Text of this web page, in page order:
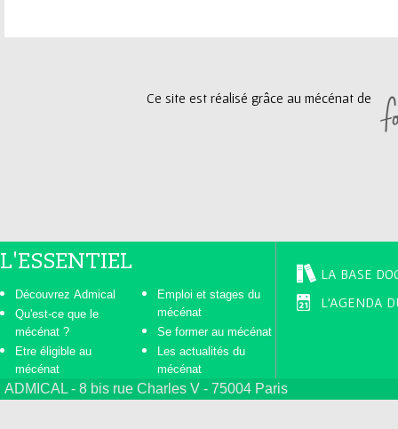
Ce site est réalisé grâce au mécénat de
L'ESSENTIEL
Découvrez Admical
Qu'est-ce que le
mécénat ?
Etre éligible au
mécénat
Emploi et stages du
mécénat
Se former au mécénat
Les actualités du
mécénat
LA BASE
L'AGENDA
ADMICAL - 8 bis rue Charles V - 75004 Paris